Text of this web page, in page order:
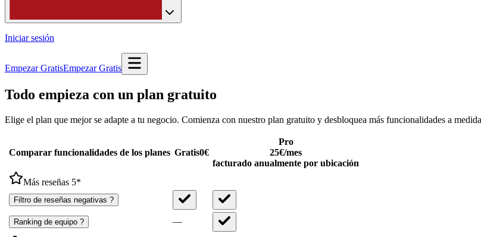
Iniciar sesión
Empezar GratisEmpezar Gratis
Todo empieza con un plan gratuito
Elige el plan que mejor se adapte a tu negocio. Comienza con nuestro plan gratuito y desbloquea más funcionalidades a
Comparar funcionalidades de los planes Gratis0€
Pro
25€/mes
facturado anualmente por ubicación
Más reseñas 5*
Filtro de reseñas negativas ?
Ranking de equipo ? —